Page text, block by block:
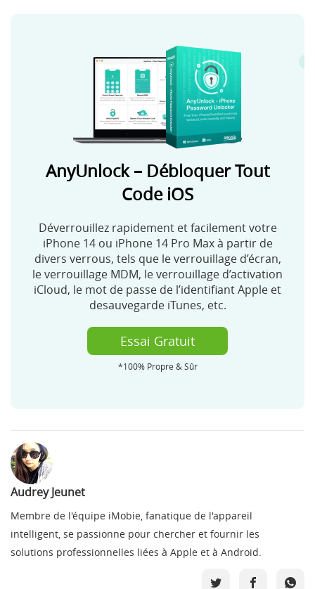
AnyUnlock – Débloquer Tout
Code iOS
Déverrouillez rapidement et facilement votre
iPhone 14 ou iPhone 14 Pro Max à partir de
divers verrous, tels que le verrouillage d’écran,
le verrouillage MDM, le verrouillage d’activation
iCloud, le mot de passe de l’identifiant Apple et
desauvegarde iTunes, etc.
Essai Gratuit
*100% Propre & Sûr
Audrey Jeunet
Membre de l'équipe iMobie, fanatique de l'appareil
intelligent, se passionne pour chercher et fournir les
solutions professionnelles liées à Apple et à Android.